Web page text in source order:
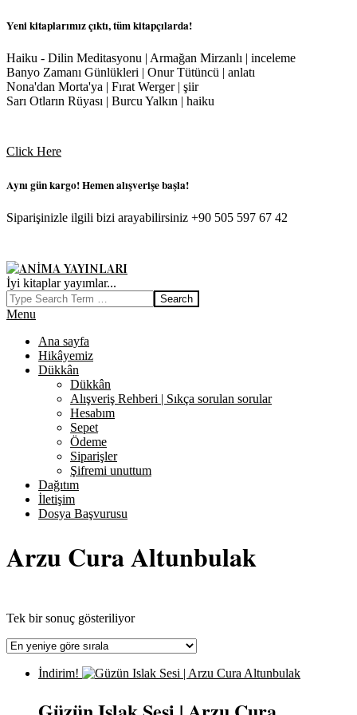
Yeni kitaplarımız çıktı, tüm kitapçılarda!
Haiku - Dilin Meditasyonu | Armağan Mirzanlı | inceleme
Banyo Zamanı Günlükleri | Onur Tütüncü | anlatı
Nona'dan Morta'ya | Fırat Werger | şiir
Sarı Otların Rüyası | Burcu Yalkın | haiku
content
Click Here
Aynı gün kargo! Hemen alışverişe başla!
Siparişinizle ilgili bizi arayabilirsiniz +90 505 597 67 42
ANIMA
YAYINLARI
İyi kitaplar yayımlar...
Search
Primary
Menu
Menu
Ana sayfa
Hikâyemiz
Dükkân
Dükkân
Alışveriş Rehberi | Sıkça sorulan sorular
Hesabım
Sepet
Ödeme
Siparişler
Şifremi unuttum
Dağıtım
İletişim
Dosya Başvurusu
Arzu Cura Altunbulak
Tek bir sonuç gösteriliyor
İndirim!